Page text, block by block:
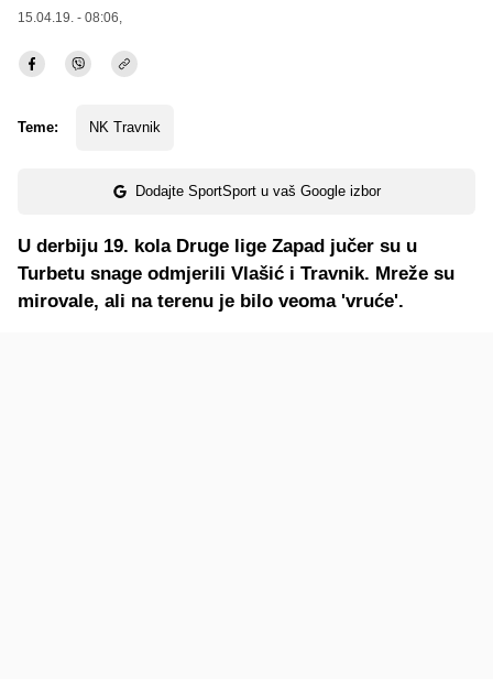
15.04.19. - 08:06,
Teme: NK Travnik
Dodajte SportSport u vaš Google izbor
U derbiju 19. kola Druge lige Zapad jučer su u
Turbetu snage odmjerili Vlašić i Travnik. Mreže su
mirovale, ali na terenu je bilo veoma 'vruće'.